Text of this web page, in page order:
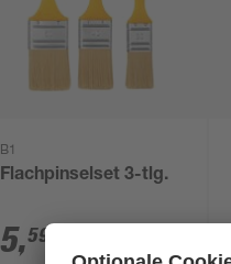
B1
Flachpinselset 3-tlg.
5,59